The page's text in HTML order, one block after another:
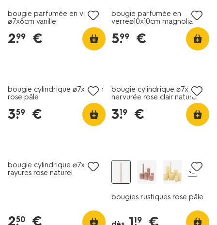
bougie parfumée en verre
⌀7x8cm vanille
2.
99 €
bougie parfumée en
verre⌀10x10cm magnolia
5.
99 €
bougie cylindrique ⌀7x20cm
rose pâle
3.
59 €
bougie cylindrique ⌀7x13cm
nervurée rose clair naturel
3.
19 €
bougie cylindrique ⌀7x13cm
rayures rose naturel
2.
50 €
+5
bougies rustiques rose pâle
1.
19 €